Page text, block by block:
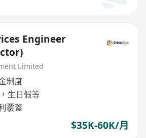
Engineer
Limited
制度
生日假等
覆蓋
$35K-60K/月